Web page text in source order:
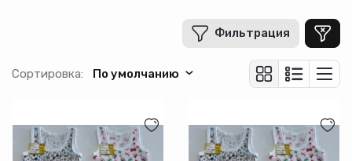
Фильтрация
Страна-производитель
Сортировка: По умолчанию